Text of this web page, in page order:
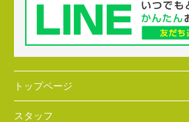
トップページ
スタッフ